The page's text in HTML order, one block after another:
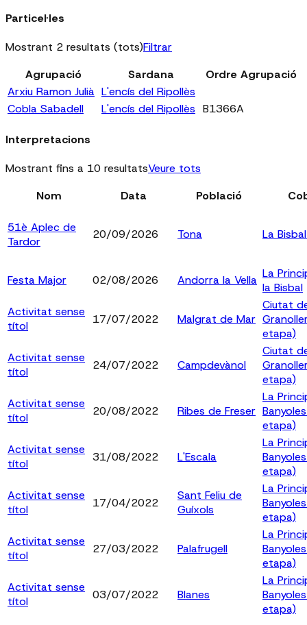
Particel·les
Mostrant 2 resultats (tots)Filtrar
Agrupació
Sardana
Ordre Agrupació
Arxiu Ramon Julià L'encís del Ripollès
Cobla Sabadell
L'encís del Ripollès B1366A
Interpretacions
Mostrant fins a 10 resultatsVeure tots
Nom
Data Població
51è Aplec de
Tardor
20/09/2026 Tona La
Festa Major 02/08/2026 Andorra la Vella La
la Bisbal
Activitat sense
títol
17/07/2022 Malgrat de Mar
Ciutat
etapa)
Activitat sense
títol
24/07/2022 Campdevànol
Ciutat
etapa)
Activitat sense
títol
20/08/2022 Ribes de Freser
La
etapa)
Activitat sense
títol
31/08/2022 L'Escala
La
etapa)
Activitat sense
títol
17/04/2022
Sant Feliu de
Guíxols
La
etapa)
Activitat sense
títol
27/03/2022 Palafrugell
La
etapa)
Activitat sense
títol
03/07/2022 Blanes
La
etapa)